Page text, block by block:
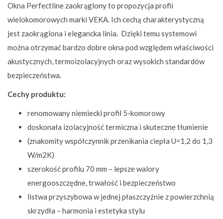
Okna Perfectline zaokrąglony to propozycja profii
wielokomorowych marki VEKA. Ich cechą charakterystyczną
jest zaokrąglona i elegancka linia. Dzięki temu systemowi
można otrzymać bardzo dobre okna pod względem właściwości
akustycznych, termoizolacyjnych oraz wysokich standardów
bezpieczeństwa.
Cechy produktu:
renomowany niemiecki profil 5-komorowy
doskonała izolacyjność termiczna i skuteczne tłumienie
(znakomity współczynnik przenikania ciepła U=1,2 do 1,3
W/m2K)
szerokość profilu 70 mm – lepsze walory
energooszczędne, trwałość i bezpieczeństwo
listwa przyszybowa w jednej płaszczyźnie z powierzchnią
skrzydła – harmonia i estetyka stylu